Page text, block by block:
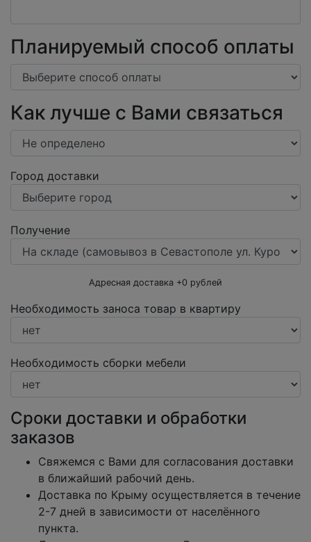
Планируемый способ оплаты
Как лучше с Вами связаться
Город доставки
Получение
Адресная доставка +0 рублей
Необходимость заноса товар в квартиру
Необходимость сборки мебели
Сроки доставки и обработки
заказов
Свяжемся с Вами для согласования доставки
в ближайший рабочий день.
Доставка по Крыму осуществляется в течение
2-7 дней в зависимости от населённого
пункта.